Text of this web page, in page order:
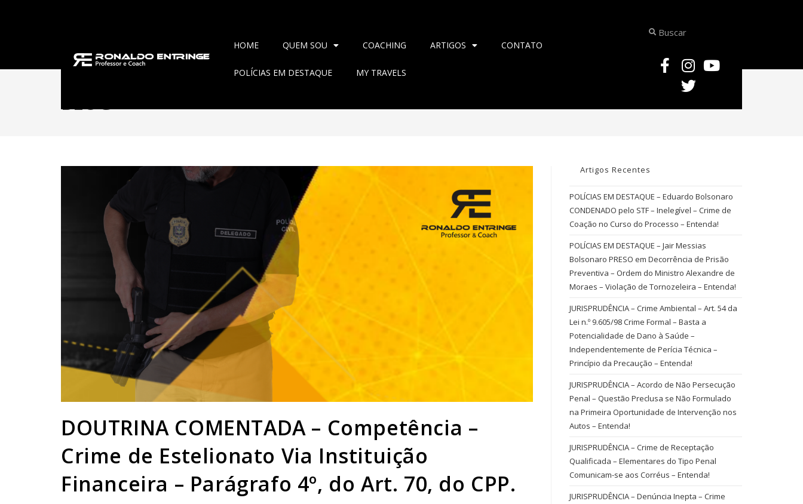
HOME QUEM SOU COACHING ARTIGOS CONTATO
POLÍCIAS EM DESTAQUE MY TRAVELS
BLOG
DOUTRINA COMENTADA – Competência –
Crime de Estelionato Via Instituição
Financeira – Parágrafo 4º, do Art. 70, do CPP.
Artigos Recentes
POLÍCIAS EM DESTAQUE – Eduardo Bolsonaro
CONDENADO pelo STF – Inelegível – Crime de
Coação no Curso do Processo – Entenda!
POLÍCIAS EM DESTAQUE – Jair Messias
Bolsonaro PRESO em Decorrência de Prisão
Preventiva – Ordem do Ministro Alexandre de
Moraes – Violação de Tornozeleira – Entenda!
JURISPRUDÊNCIA – Crime Ambiental – Art. 54 da
Lei n.º 9.605/98 Crime Formal – Basta a
Potencialidade de Dano à Saúde –
Independentemente de Perícia Técnica –
Princípio da Precaução – Entenda!
JURISPRUDÊNCIA – Acordo de Não Persecução
Penal – Questão Preclusa se Não Formulado
na Primeira Oportunidade de Intervenção nos
Autos – Entenda!
JURISPRUDÊNCIA – Crime de Receptação
Qualificada – Elementares do Tipo Penal
Comunicam-se aos Corréus – Entenda!
JURISPRUDÊNCIA – Denúncia Inepta – Crime